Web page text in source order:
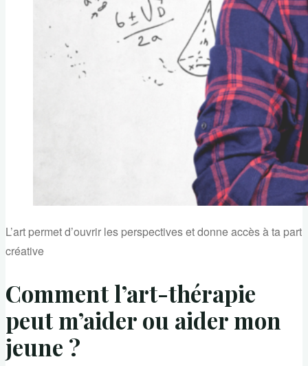
L’art permet d’ouvrir les perspectives et donne accès à ta part
créative
Comment l’art-thérapie
peut m’aider ou aider mon
jeune ?